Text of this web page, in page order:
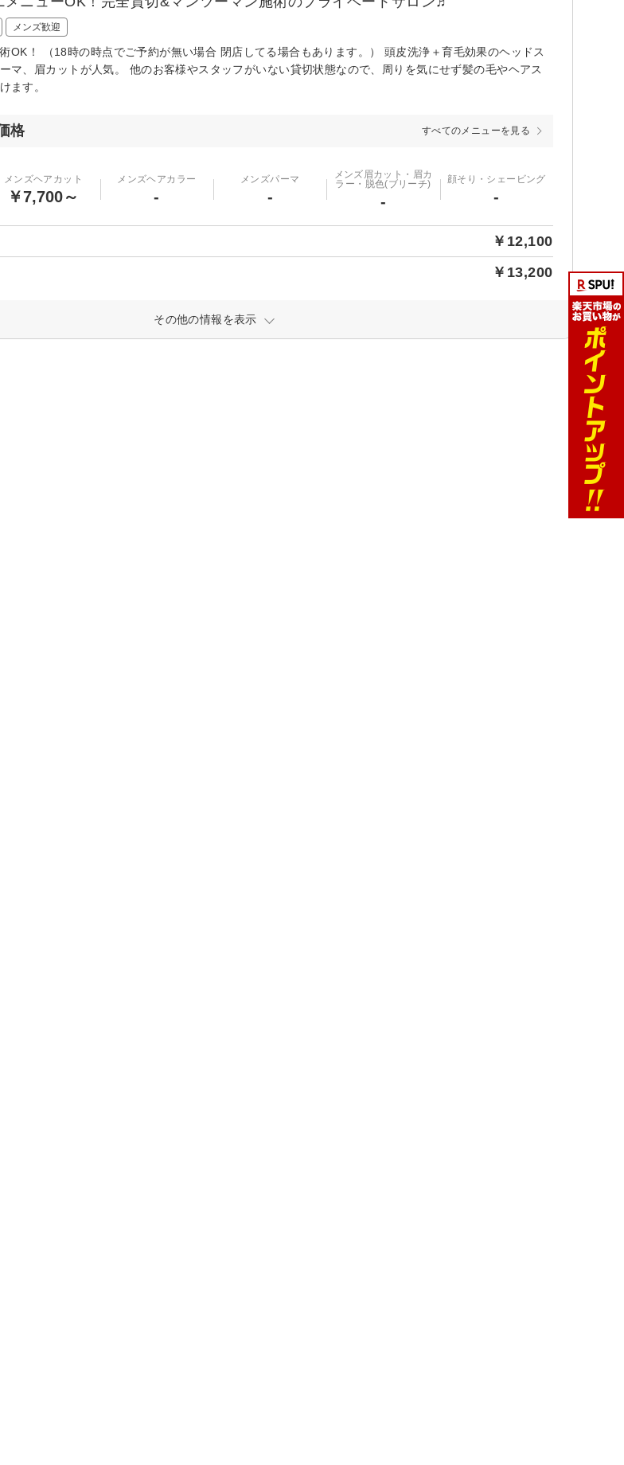
メンズ歓迎
OK！ （18時の時点でご予約が無い場合 閉店してる場合もあります。） 頭皮洗浄＋育毛効果のヘッドス
マ、眉カットが人気。 他のお客様やスタッフがいない貸切状態なので、周りを気にせず髪の毛やヘアス
ます。
格 すべてのメニューを見る
メンズヘアカット
￥7,700～
メンズヘアカラー
-
メンズパーマ
-
メンズ眉カット・眉カ
ラー・脱色(ブリーチ)
-
顔そり・シェービング
-
￥12,100
￥13,200
その他の情報を表示